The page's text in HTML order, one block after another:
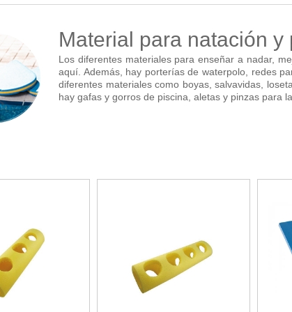
e idiomas
Sistemas de colaboración
Soportes
Videoproyección
Tinkering
Pizarras, vitrinas y carteleria
Mobiliario oficina y despacho
Espacios compartidos
Mesas escolares, abatibles y polivalentes
Béisbol
Balones
Material para natación y
Los diferentes materiales para enseñar a nadar,
aquí. Además, hay porterías de waterpolo, redes
diferentes materiales como boyas, salvavidas,
hay gafas y gorros de piscina, aletas y pinzas para